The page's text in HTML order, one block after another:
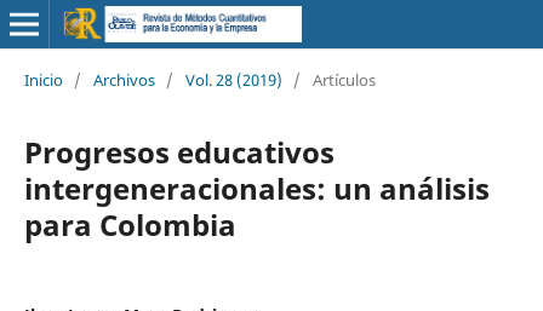
Inicio / Archivos / Vol. 28 (2019) / Artículos
Progresos educativos
intergeneracionales: un análisis
para Colombia